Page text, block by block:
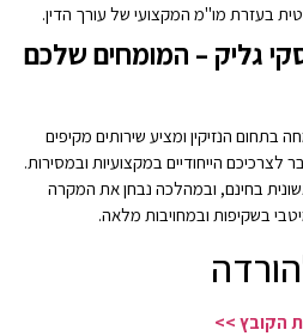
בעזרת מו"מ המקצועי של עורך הדין.
גליק – המומחים שלכם
בתחום הנזיקין ומציע שירותים מקיפים
לצרכיכם הייחודיים במקצועיות ובמסירות.
בחינם, ובמהלכה נבחן את המקרה
בשקיפות ובמחויבות מלאה.
הקובץ >>